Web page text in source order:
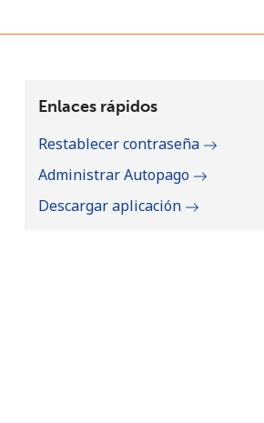
Enlaces rápidos
Restablecer contraseña
Administrar Autopago
Descargar aplicación